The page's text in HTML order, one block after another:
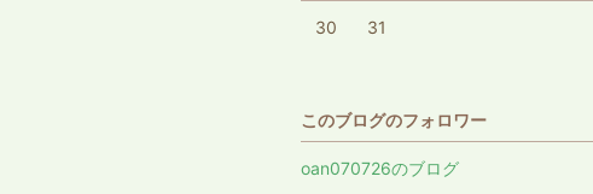
30 31
このブログのフォロワー
oan070726のブログ